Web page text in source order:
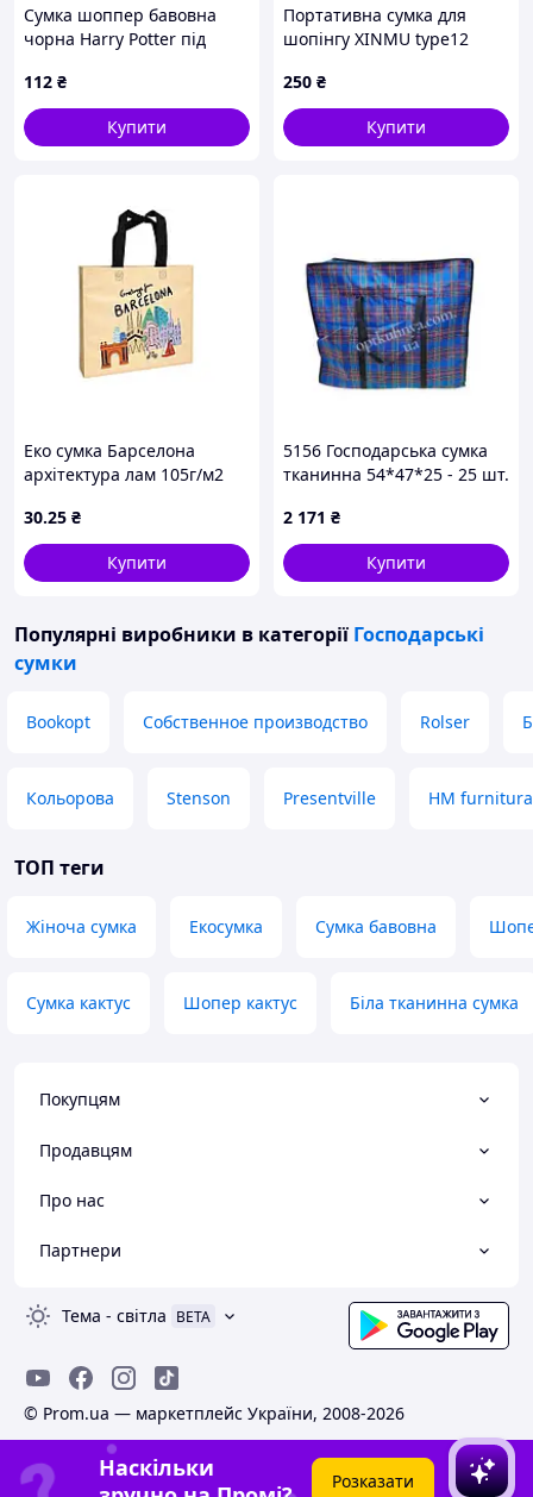
Сумка шоппер бавовна
чорна Harry Potter під
190г щільна на плече
екосумка 38х42
112 ₴
Купити
Портативна сумка для
шопінгу XINMU type12
250 ₴
Купити
Еко сумка Барселона
архітектура лам 105г/м2
ТМ RendPak
30.25 ₴
Купити
5156 Господарська сумка
тканинна 54*47*25 - 25 шт.
2 171 ₴
Купити
Популярні виробники в категорії Господарські
сумки
Bookopt Собственное производство Rolser
Кольорова Stenson Presentville HM furnitura
ТОП теги
Жіноча сумка Екосумка Сумка бавовна
Сумка кактус Шопер кактус Біла тканинна сумка
Покупцям
Продавцям
Про нас
Партнери
Тема - світла BETA
© Prom.ua — маркетплейс України, 2008-2026
Наскільки
Розказати